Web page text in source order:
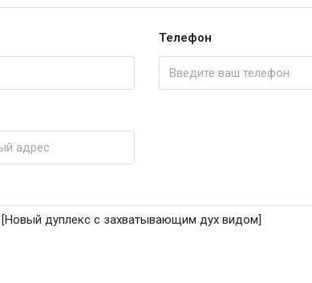
Телефон